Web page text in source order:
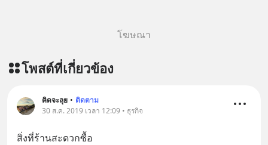
โฆษณา
โพสต์ที่เกี่ยวข้อง
คิดจะลุย • ติดตาม
30 ส.ค. 2019 เวลา 12:09 • ธุรกิจ
สิ่งที่ร้านสะดวกซื้อ